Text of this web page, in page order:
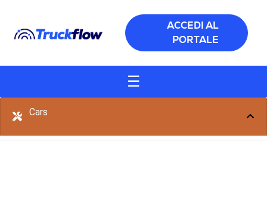
ACCEDI AL
PORTALE
☰
Cars